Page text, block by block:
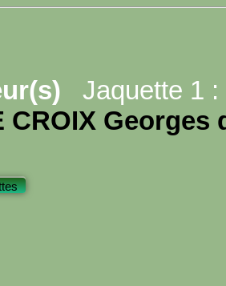
Jaquette 1 :
CROIX Georges